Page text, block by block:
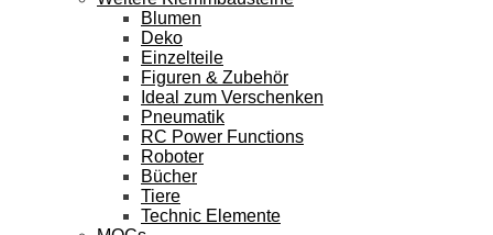
Blumen
Deko
Einzelteile
Figuren & Zubehör
Ideal zum Verschenken
Pneumatik
RC Power Functions
Roboter
Bücher
Tiere
Technic Elemente